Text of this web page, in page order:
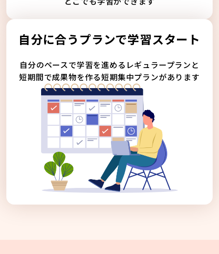
自分に合うプランで学習スタート
自分のペースで学習を進めるレギュラープランと
短期間で成果物を作る短期集中プランがあります